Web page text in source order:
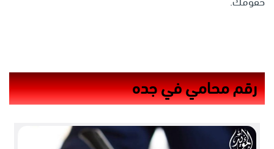
رقم محامي في جده